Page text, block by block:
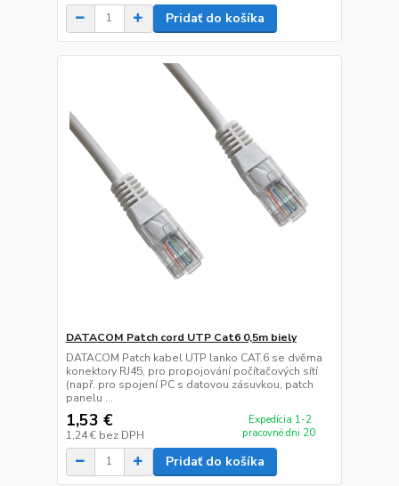
Pridať do košíka
DATACOM Patch cord UTP Cat6 0,5m biely
DATACOM Patch kabel UTP lanko CAT.6 se dvěma
konektory RJ45, pro propojování počítačových sítí
(např. pro spojení PC s datovou zásuvkou, patch
panelu ...
1,53 €
1,24 € bez DPH
Expedícia 1-2
pracovné dni 20
Pridať do košíka